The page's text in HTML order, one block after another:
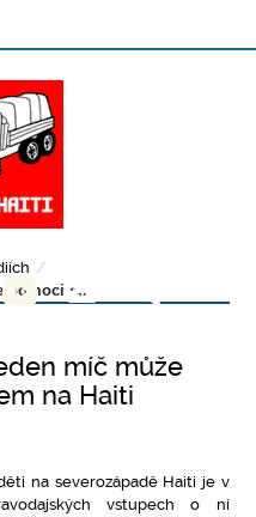
/
pomoci c...
míč může
na Haiti
na severozápadě Haiti je v
vstupech o ní